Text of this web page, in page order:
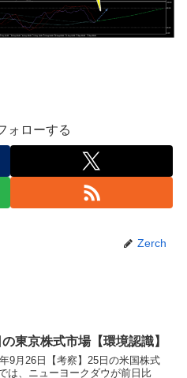
ォローする
Zerch
東京株式市場【環境認識】
9月26日【考察】25日の米国株式
は、ニューヨークダウが前日比